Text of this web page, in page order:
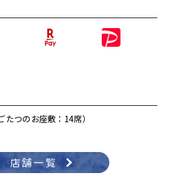
つのお座敷：14席）
店舗一覧